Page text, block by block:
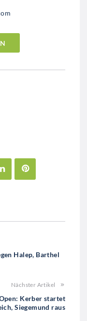
LinkedIn
Halep, Barthel
Nächster Artikel
Kerber startet
Siegemund raus